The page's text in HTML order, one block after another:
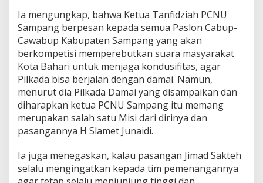
Ia mengungkap, bahwa Ketua Tanfidziah PCNU
Sampang berpesan kepada semua Paslon Cabup-
Cawabup Kabupaten Sampang yang akan
berkompetisi memperebutkan suara masyarakat
Kota Bahari untuk menjaga kondusifitas, agar
Pilkada bisa berjalan dengan damai. Namun,
menurut dia Pilkada Damai yang disampaikan dan
diharapkan ketua PCNU Sampang itu memang
merupakan salah satu Misi dari dirinya dan
pasangannya H Slamet Junaidi.
Ia juga menegaskan, kalau pasangan Jimad Sakteh
selalu mengingatkan kepada tim pemenangannya